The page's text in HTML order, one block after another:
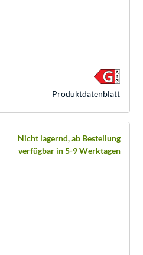
Produkt­datenblatt
Nicht lagernd, ab Bestellung
verfügbar in 5-9 Werktagen